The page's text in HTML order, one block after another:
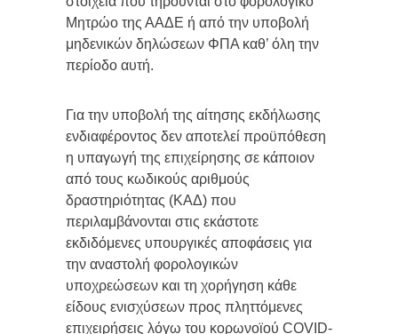
Μητρώο της ΑΑΔΕ ή από την υποβολή
μηδενικών δηλώσεων ΦΠΑ καθ’ όλη την
περίοδο αυτή.
Για την υποβολή της αίτησης εκδήλωσης
ενδιαφέροντος δεν αποτελεί προϋπόθεση
η υπαγωγή της επιχείρησης σε κάποιον
από τους κωδικούς αριθμούς
δραστηριότητας (ΚΑΔ) που
περιλαμβάνονται στις εκάστοτε
εκδιδόμενες υπουργικές αποφάσεις για
την αναστολή φορολογικών
υποχρεώσεων και τη χορήγηση κάθε
είδους ενισχύσεων προς πληττόμενες
επιχειρήσεις λόγω του κορωνοϊού COVID-